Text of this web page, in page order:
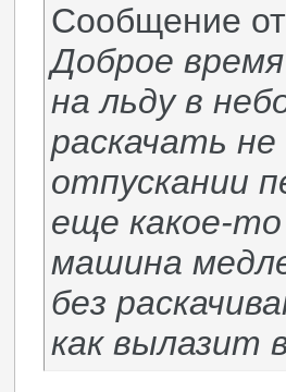
Сообщение
Доброе
на льду в
раскачать
отпускании
еще какое-
машина
без
как вылазит